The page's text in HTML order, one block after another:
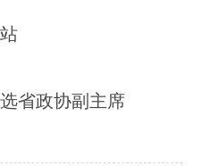
省政协副主席